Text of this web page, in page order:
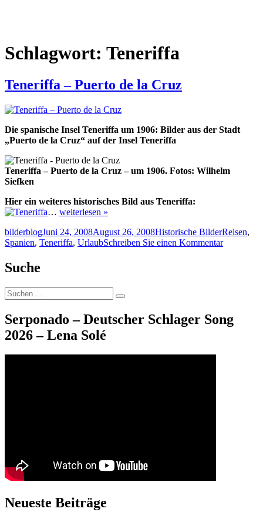
Schlagwort: Teneriffa
Teneriffa – Puerto de la Cruz
Die spanische Insel Teneriffa um 1906: Bilder aus der Stadt
„Puerto de la Cruz“ auf der Insel Teneriffa
Teneriffa – Puerto de la Cruz – um 1906. Fotos: Wilhelm
Siefken
Hier ein weiteres historisches Bild aus Teneriffa:
… weiterlesen »
Autor
bilderblogVeröffentlicht
am
Juni 24, 2008August 26, 2008Kategorien
Historische BilderReisen,
Spanien, Teneriffa, UrlaubSchreiben Sie einen Kommentarzu
Suche
Suche
nach:
Suchen
Serponado – Deutscher Schlager Song
2026 – Lena Solé
Neueste Beiträge